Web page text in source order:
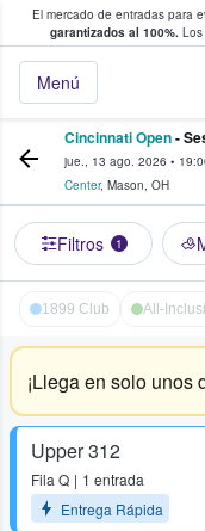
El mercado de entradas para
garantizados al 100%. Los
Menú
y venta de
Cincinnati Open-
jue., 13 ago. 2026 •
Center, Mason, OH
Filtros 1
1899 Club All-
¡Llega en solo unos
Upper 312
Fila Q
1 entrada
Entrega Rápida